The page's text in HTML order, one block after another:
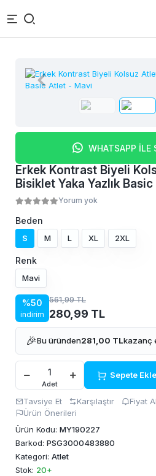
WHATSAPP İLE
Erkek Kontrast Biyeli
Bisiklet Yaka Yazlık
Yorum yok
Beden
S M L XL 2XL
Renk
Mavi
%50
indirim
561,99 TL
280,99 TL
🎉Bu üründen281,00 TLkazanç
Adet
Sepete Ekle
Tavsiye Et Karşılaştır Fiyat
Ürün Önerileri
Ürün Kodu: MY190227
Barkod: PSG3000483880
Kategori: Atlet
Stok: 20+